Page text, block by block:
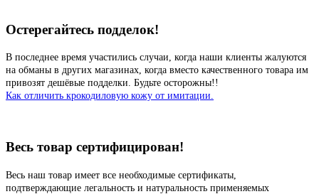
Остерегайтесь подделок!
В последнее время участились случаи, когда наши клиенты жалуются
на обманы в других магазинах, когда вместо качественного товара им
привозят дешёвые подделки. Будьте осторожны!!
Как отличить крокодиловую кожу от имитации.
Весь товар сертифицирован!
Весь наш товар имеет все необходимые сертификаты,
подтверждающие легальность и натуральность применяемых